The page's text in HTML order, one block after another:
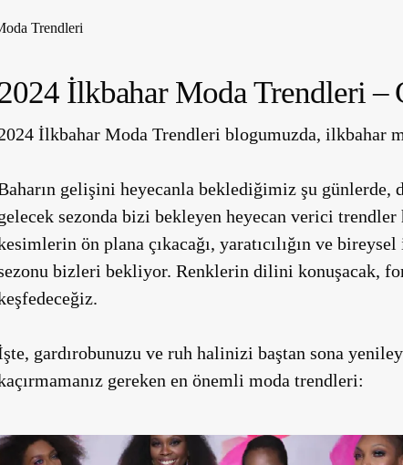
Trendleri
İlkbahar Moda Trendleri –
İlkbahar Moda Trendleri blogumuzda, ilkbahar
gelişini heyecanla beklediğimiz şu günlerde,
sezonda bizi bekleyen heyecan verici
ön plana çıkacağı, yaratıcılığın ve
bizleri bekliyor. Renklerin dilini konuşacak,
gardırobunuzu ve ruh halinizi baştan sona
gereken en önemli moda trendleri: